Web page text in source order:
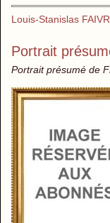
Louis-Stanislas
Portrait
Portrait présumé de